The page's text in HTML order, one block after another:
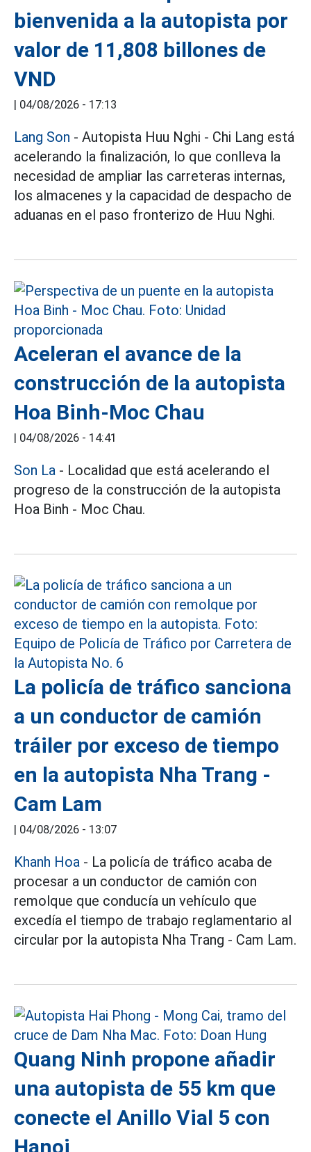
bienvenida a la autopista por
valor de 11,808 billones de
VND
| 04/08/2026 - 17:13
Lang Son - Autopista Huu Nghi - Chi Lang está
acelerando la finalización, lo que conlleva la
necesidad de ampliar las carreteras internas,
los almacenes y la capacidad de despacho de
aduanas en el paso fronterizo de Huu Nghi.
Aceleran el avance de la
construcción de la autopista
Hoa Binh-Moc Chau
| 04/08/2026 - 14:41
Son La - Localidad que está acelerando el
progreso de la construcción de la autopista
Hoa Binh - Moc Chau.
La policía de tráfico sanciona
a un conductor de camión
tráiler por exceso de tiempo
en la autopista Nha Trang -
Cam Lam
| 04/08/2026 - 13:07
Khanh Hoa - La policía de tráfico acaba de
procesar a un conductor de camión con
remolque que conducía un vehículo que
excedía el tiempo de trabajo reglamentario al
circular por la autopista Nha Trang - Cam Lam.
Quang Ninh propone añadir
una autopista de 55 km que
conecte el Anillo Vial 5 con
Hanoi